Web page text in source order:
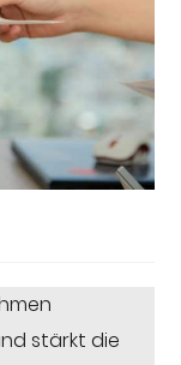
stärkt die